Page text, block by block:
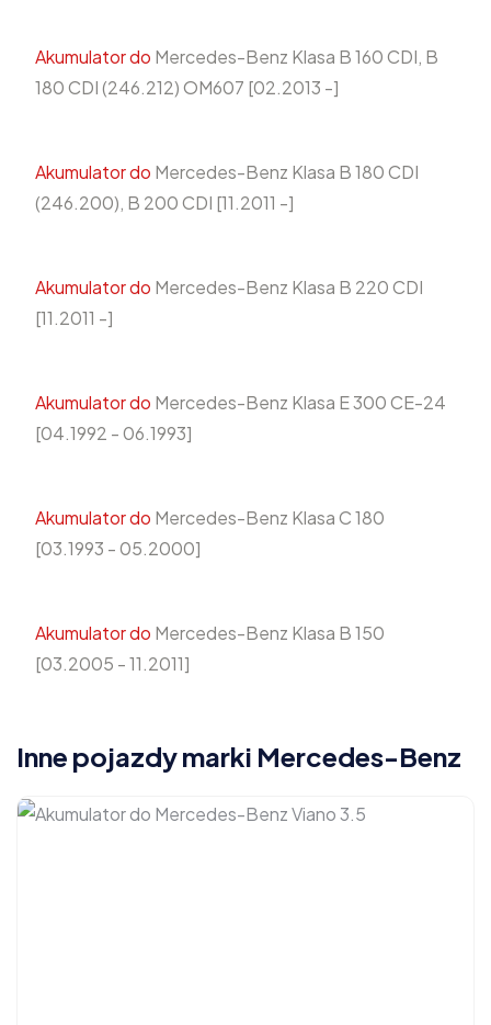
Akumulator do Mercedes-Benz Klasa B 160 CDI, B
180 CDI (246.212) OM607 [02.2013 -]
Akumulator do Mercedes-Benz Klasa B 180 CDI
(246.200), B 200 CDI [11.2011 -]
Akumulator do Mercedes-Benz Klasa B 220 CDI
[11.2011 -]
Akumulator do Mercedes-Benz Klasa E 300 CE-24
[04.1992 - 06.1993]
Akumulator do Mercedes-Benz Klasa C 180
[03.1993 - 05.2000]
Akumulator do Mercedes-Benz Klasa B 150
[03.2005 - 11.2011]
Inne pojazdy marki Mercedes-Benz